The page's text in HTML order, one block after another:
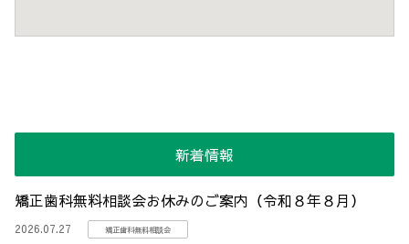
新着情報
矯正歯科無料相談会お休みのご案内（令和８年８月）
2026.07.27 矯正歯科無料相談会